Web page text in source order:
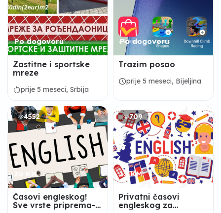
Po dogovoru
Zastitne i sportske
mreze
rotate_leftprije 5 meseci, Srbija
Po dogovoru
Trazim posao
scheduleprije 5 meseci, Bijeljina
4552
20 KM
Časovi engleskog!
Sve vrste priprema->
709
15 KM
Privatni časovi
engleskog za